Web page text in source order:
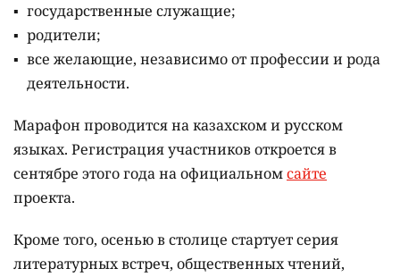
государственные служащие;
родители;
все желающие, независимо от профессии и рода
деятельности.
Марафон проводится на казахском и русском
языках. Регистрация участников откроется в
сентябре этого года на официальномсайте
проекта.
Кроме того, осенью в столице стартует серия
литературных встреч, общественных чтений,